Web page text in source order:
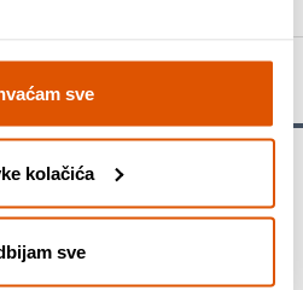
sve
kolačića
sve
3 svrdlo osigurava izdržljivost
zagrijavanja 4-spiralni dura
prašine za povećanu
čelika koji je